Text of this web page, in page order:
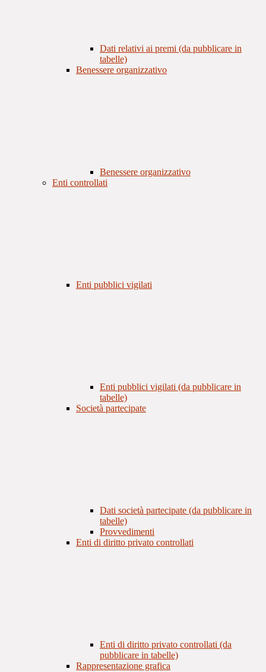
Dati relativi ai premi (da pubblicare in
tabelle)
Benessere organizzativo
Benessere organizzativo
Enti controllati
Enti pubblici vigilati
Enti pubblici vigilati (da pubblicare in
tabelle)
Società partecipate
Dati società partecipate (da pubblicare in
tabelle)
Provvedimenti
Enti di diritto privato controllati
Enti di diritto privato controllati (da
pubblicare in tabelle)
Rappresentazione grafica